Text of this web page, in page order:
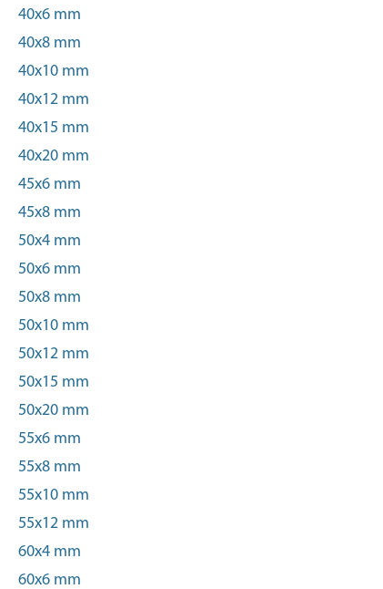
40x6 mm
40x8 mm
40x10 mm
40x12 mm
40x15 mm
40x20 mm
45x6 mm
45x8 mm
50x4 mm
50x6 mm
50x8 mm
50x10 mm
50x12 mm
50x15 mm
50x20 mm
55x6 mm
55x8 mm
55x10 mm
55x12 mm
60x4 mm
60x6 mm